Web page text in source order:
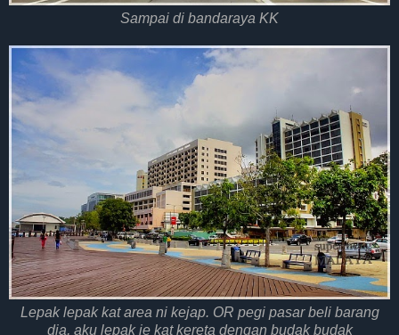
Sampai di bandaraya KK
Lepak lepak kat area ni kejap. OR pegi pasar beli barang
dia, aku lepak je kat kereta dengan budak budak